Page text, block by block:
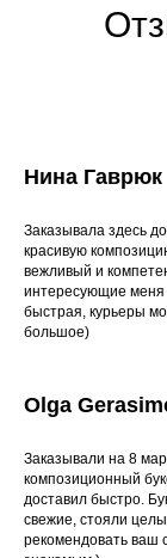
Нина Гаврюк
Заказывала здесь
красивую
вежливый и
интересующие меня
быстрая, курьеры
большое)
Olga
Заказывали на 8
композиционный
доставил быстро.
свежие, стояли
рекомендовать ваш